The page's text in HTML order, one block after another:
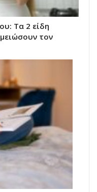
Τα 2 είδη
τον